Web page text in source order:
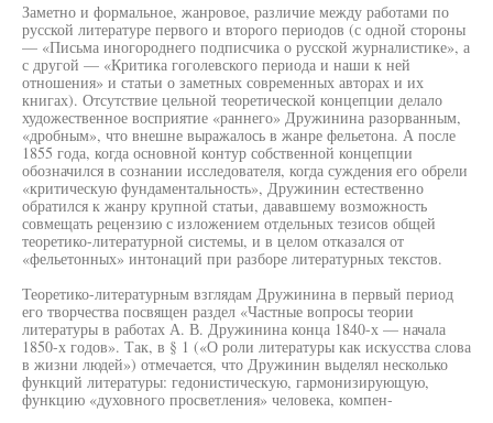
Заметно и формальное, жанровое, различие между работами по
русской литературе первого и второго периодов (с одной стороны
— «Письма иногороднего подписчика о русской журналистике», а
с другой — «Критика гоголевского периода и наши к ней
отношения» и статьи о заметных современных авторах и их
книгах). Отсутствие цельной теоретической концепции делало
художественное восприятие «раннего» Дружинина разорванным,
«дробным», что внешне выражалось в жанре фельетона. А после
1855 года, когда основной контур собственной концепции
обозначился в сознании исследователя, когда суждения его обрели
«критическую фундаментальность», Дружинин естественно
обратился к жанру крупной статьи, дававшему возможность
совмещать рецензию с изложением отдельных тезисов общей
теоретико-литературной системы, и в целом отказался от
«фельетонных» интонаций при разборе литературных текстов.
Теоретико-литературным взглядам Дружинина в первый период
его творчества посвящен раздел «Частные вопросы теории
литературы в работах А. В. Дружинина конца 1840-х — начала
1850-х годов». Так, в § 1 («О роли литературы как искусства слова
в жизни людей») отмечается, что Дружинин выделял несколько
функций литературы: гедонистическую, гармонизирующую,
функцию «духовного просветления» человека, компен-